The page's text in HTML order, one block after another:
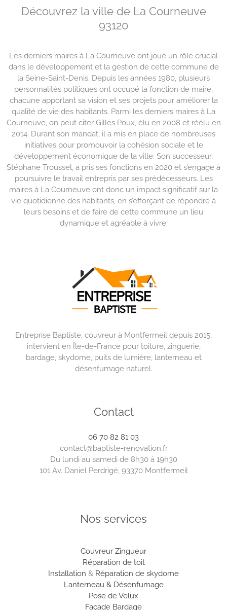
Découvrez la ville de La Courneuve
93120
Les derniers maires à La Courneuve ont joué un rôle crucial
dans le développement et la gestion de cette commune de
la Seine-Saint-Denis. Depuis les années 1980, plusieurs
personnalités politiques ont occupé la fonction de maire,
chacune apportant sa vision et ses projets pour améliorer la
qualité de vie des habitants. Parmi les derniers maires à La
Courneuve, on peut citer Gilles Poux, élu en 2008 et réélu en
2014. Durant son mandat, il a mis en place de nombreuses
initiatives pour promouvoir la cohésion sociale et le
développement économique de la ville. Son successeur,
Stéphane Troussel, a pris ses fonctions en 2020 et s’engage à
poursuivre le travail entrepris par ses prédécesseurs. Les
maires à La Courneuve ont donc un impact significatif sur la
vie quotidienne des habitants, en s’efforçant de répondre à
leurs besoins et de faire de cette commune un lieu
dynamique et agréable à vivre.
Entreprise Baptiste, couvreur à Montfermeil depuis 2015,
intervient en Île-de-France pour toiture, zinguerie,
bardage, skydome, puits de lumière, lanterneau et
désenfumage naturel.
Contact
06 70 82 81 03
contact@baptiste-renovation.fr
Du lundi au samedi de 8h30 à 19h30
101 Av. Daniel Perdrigé, 93370 Montfermeil
Nos services
Couvreur Zingueur
Réparation de toit
Installation & Réparation de skydome
Lanterneau & Désenfumage
Pose de Velux
Façade Bardage